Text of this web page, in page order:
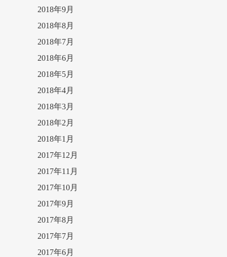
2018年9月
2018年8月
2018年7月
2018年6月
2018年5月
2018年4月
2018年3月
2018年2月
2018年1月
2017年12月
2017年11月
2017年10月
2017年9月
2017年8月
2017年7月
2017年6月